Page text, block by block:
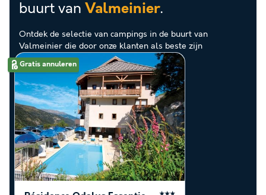
buurt van Valmeinier.
Ontdek de selectie van campings in de buurt van
Valmeinier die door onze klanten als beste zijn
beoordeeld
Gratis annuleren